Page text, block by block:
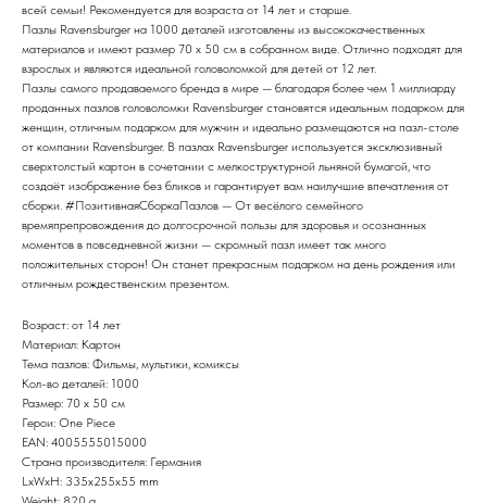
всей семьи! Рекомендуется для возраста от 14 лет и старше.
Пазлы Ravensburger на 1000 деталей изготовлены из высококачественных
материалов и имеют размер 70 x 50 см в собранном виде. Отлично подходят для
взрослых и являются идеальной головоломкой для детей от 12 лет.
Пазлы самого продаваемого бренда в мире — благодаря более чем 1 миллиарду
проданных пазлов головоломки Ravensburger становятся идеальным подарком для
женщин, отличным подарком для мужчин и идеально размещаются на пазл-столе
от компании Ravensburger. В пазлах Ravensburger используется эксклюзивный
сверхтолстый картон в сочетании с мелкоструктурной льняной бумагой, что
создаёт изображение без бликов и гарантирует вам наилучшие впечатления от
сборки. #ПозитивнаяСборкаПазлов — От весёлого семейного
времяпрепровождения до долгосрочной пользы для здоровья и осознанных
моментов в повседневной жизни — скромный пазл имеет так много
положительных сторон! Он станет прекрасным подарком на день рождения или
отличным рождественским презентом.
Возраст: от 14 лет
Материал: Картон
Тема пазлов: Фильмы, мультики, комиксы
Кол-во деталей: 1000
Размер: 70 x 50 см
Герои: One Piece
EAN: 4005555015000
Страна производителя: Германия
LxWxH: 335x255x55 mm